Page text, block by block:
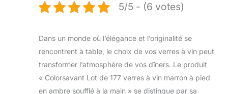
5/5 - (6 votes)
Dans un monde où l’élégance et l’originalité se
rencontrent à table, le choix de vos verres à vin peut
transformer l’atmosphère de vos dîners. Le produit
« Colorsavant Lot de 177 verres à vin marron à pied
en ambre soufflé à la main » se distingue par sa